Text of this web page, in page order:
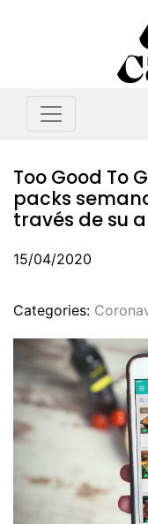
Too Good To
packs
través de su
15/04/2020
Categories: